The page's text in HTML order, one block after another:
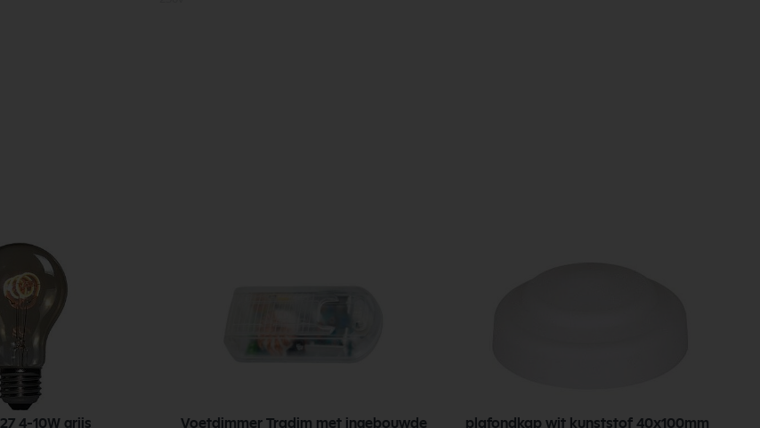
4-10W grijs
Voetdimmer Tradim met ingebouwde
plafondkap wit kunststof 40x100mm